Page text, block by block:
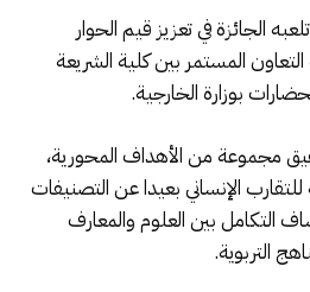
الجائزة في تعزيز قيم الحوار
المستمر بين كلية الشريعة
بوزارة الخارجية.
مجموعة من الأهداف المحورية،
الإنساني بعيدا عن التصنيفات
التكامل بين العلوم والمعارف
التربوية.